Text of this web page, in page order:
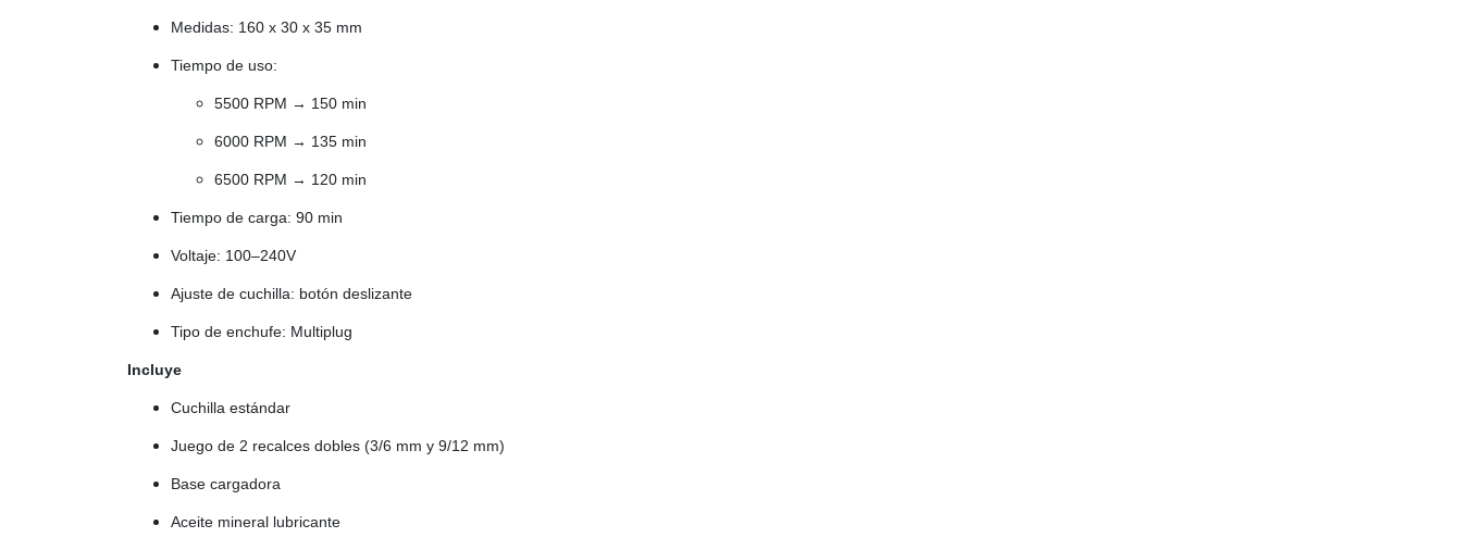
Medidas: 160 x 30 x 35 mm
Tiempo de uso:
5500 RPM → 150 min
6000 RPM → 135 min
6500 RPM → 120 min
Tiempo de carga: 90 min
Voltaje: 100–240V
Ajuste de cuchilla: botón deslizante
Tipo de enchufe: Multiplug
Incluye
Cuchilla estándar
Juego de 2 recalces dobles (3/6 mm y 9/12 mm)
Base cargadora
Aceite mineral lubricante